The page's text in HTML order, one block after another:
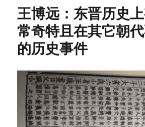
历
史
总
是
能
不
同
的
角
度
王博远：东晋历史
常奇特且在其它朝
的历史事件